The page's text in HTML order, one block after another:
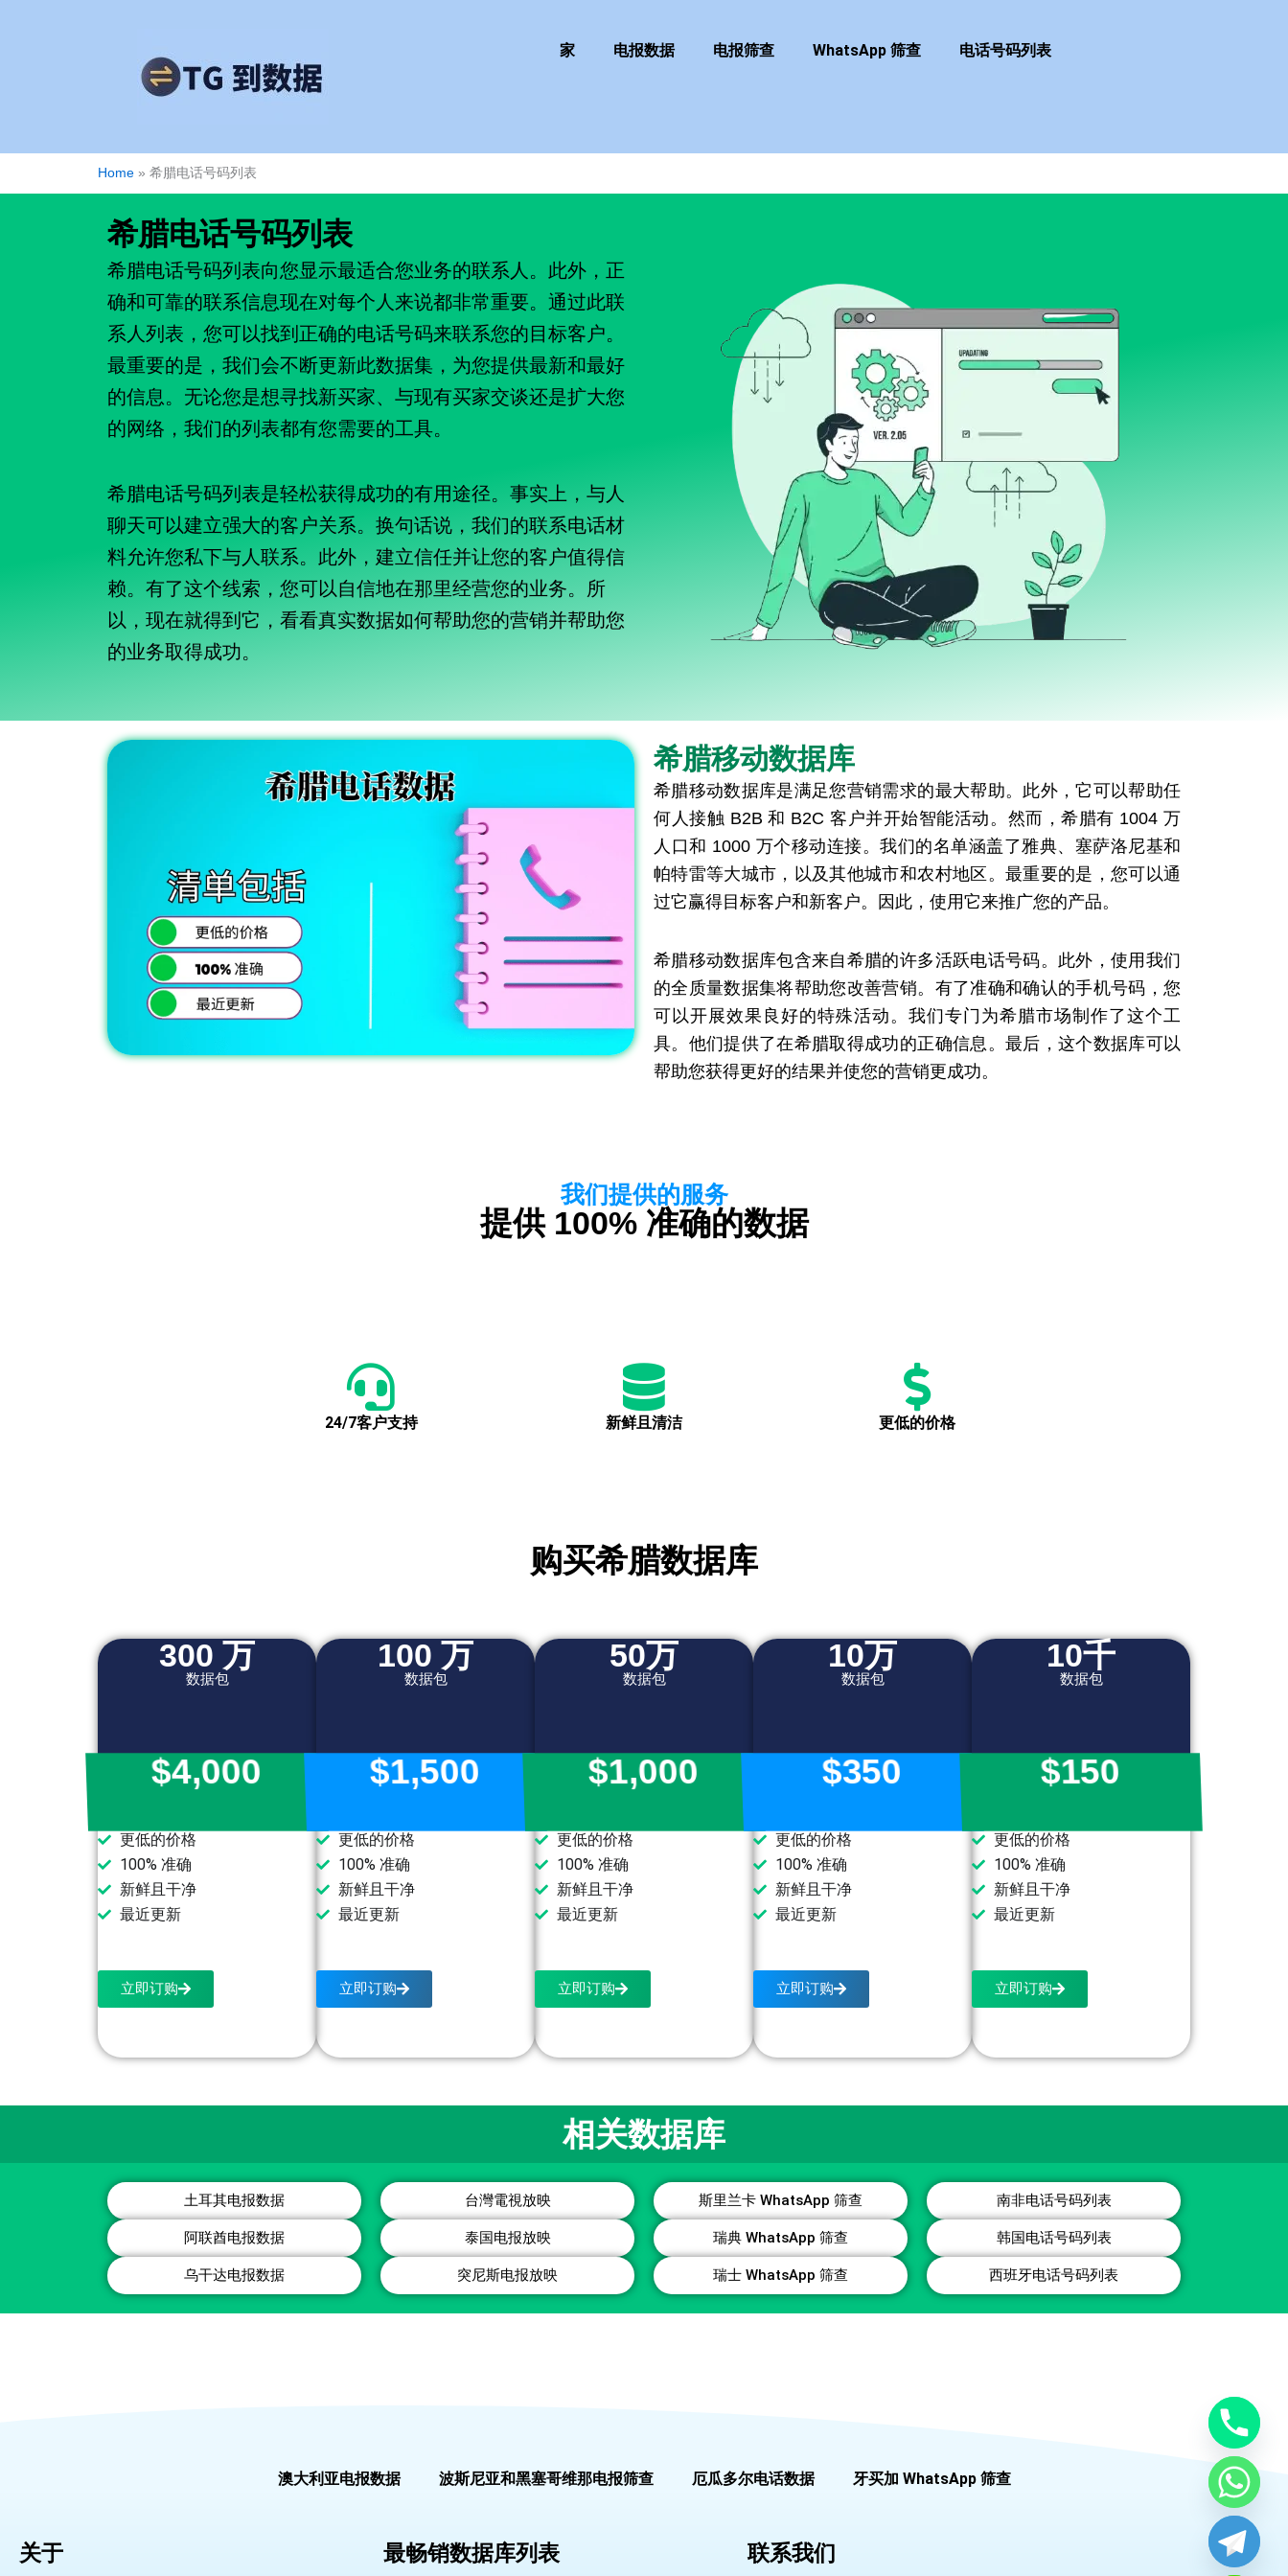
家 电报数据 电报筛查 WhatsApp 筛查 电话号码列表
Home » 希腊电话号码列表
希腊电话号码列表
希腊电话号码列表向您显示最适合您业务的联系人。此外，正
确和可靠的联系信息现在对每个人来说都非常重要。通过此联
系人列表，您可以找到正确的电话号码来联系您的目标客户。
最重要的是，我们会不断更新此数据集，为您提供最新和最好
的信息。无论您是想寻找新买家、与现有买家交谈还是扩大您
的网络，我们的列表都有您需要的工具。
希腊电话号码列表是轻松获得成功的有用途径。事实上，与人
聊天可以建立强大的客户关系。换句话说，我们的联系电话材
料允许您私下与人联系。此外，建立信任并让您的客户值得信
赖。有了这个线索，您可以自信地在那里经营您的业务。所
以，现在就得到它，看看真实数据如何帮助您的营销并帮助您
的业务取得成功。
希腊移动数据库
希腊移动数据库是满足您营销需求的最大帮助。此外，它可以帮助任
何人接触 B2B 和 B2C 客户并开始智能活动。然而，希腊有 1004 万
人口和 1000 万个移动连接。我们的名单涵盖了雅典、塞萨洛尼基和
帕特雷等大城市，以及其他城市和农村地区。最重要的是，您可以通
过它赢得目标客户和新客户。因此，使用它来推广您的产品。
希腊移动数据库包含来自希腊的许多活跃电话号码。此外，使用我们
的全质量数据集将帮助您改善营销。有了准确和确认的手机号码，您
可以开展效果良好的特殊活动。我们专门为希腊市场制作了这个工
具。他们提供了在希腊取得成功的正确信息。最后，这个数据库可以
帮助您获得更好的结果并使您的营销更成功。
我们提供的服务
提供 100% 准确的数据
24/7客户支持 新鲜且清洁 更低的价格
购买希腊数据库
300 万
数据包
$4,000
更低的价格
100% 准确
新鲜且干净
最近更新
立即订购
100 万
数据包
$1,500
更低的价格
100% 准确
新鲜且干净
最近更新
立即订购
50万
数据包
$1,000
更低的价格
100% 准确
新鲜且干净
最近更新
立即订购
10万
数据包
$350
更低的价格
100% 准确
新鲜且干净
最近更新
立即订购
10千
数据包
$150
更低的价格
100% 准确
新鲜且干净
最近更新
立即订购
相关数据库
土耳其电报数据
阿联酋电报数据
乌干达电报数据
台灣電視放映
泰国电报放映
突尼斯电报放映
斯里兰卡 WhatsApp 筛查
瑞典 WhatsApp 筛查
瑞士 WhatsApp 筛查
南非电话号码列表
韩国电话号码列表
西班牙电话号码列表
澳大利亚电报数据 波斯尼亚和黑塞哥维那电报筛查 厄瓜多尔电话数据 牙买加 WhatsApp 筛查
关于 最畅销数据库列表 联系我们